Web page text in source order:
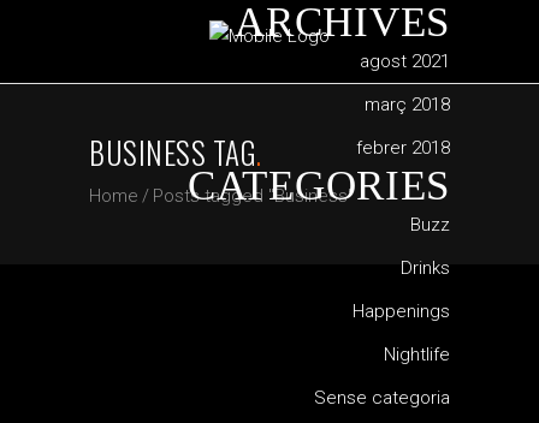
ARCHIVES
agost 2021
març 2018
febrer 2018
CATEGORIES
Buzz
Drinks
Happenings
Nightlife
Sense categoria
BUSINESS TAG.
Home / Posts tagged "Business"